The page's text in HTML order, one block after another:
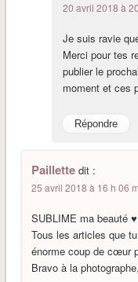
20 avril 2018 à
Je suis ravie
Merci pour tes
publier le
moment et ces
Répondre
Paillette dit :
25 avril 2018 à 16 h 06
SUBLIME ma beauté ♥
Tous les articles que
énorme coup de cœur
Bravo à la